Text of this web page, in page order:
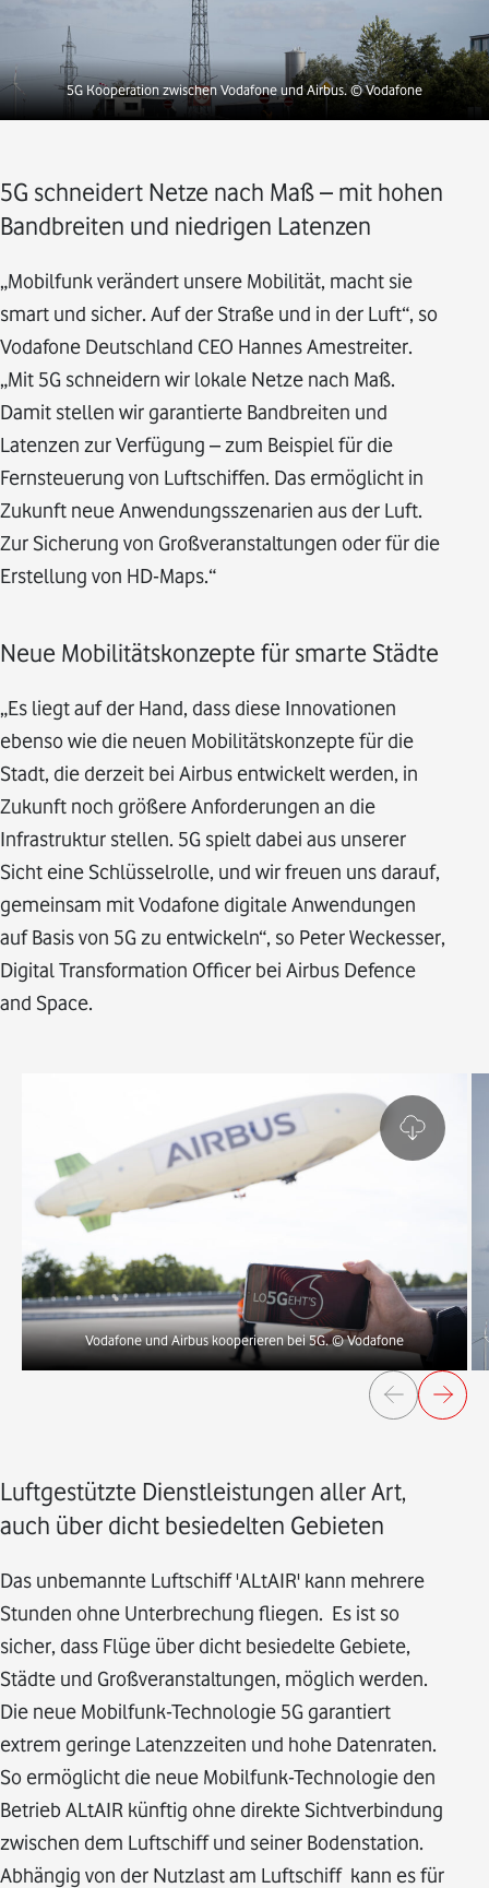
5G Kooperation zwischen Vodafone und Airbus.© Vodafone
5G schneidert Netze nach Maß – mit hohen
Bandbreiten und niedrigen Latenzen
„Mobilfunk verändert unsere Mobilität, macht sie
smart und sicher. Auf der Straße und in der Luft“, so
Vodafone Deutschland CEO Hannes Amestreiter.
„Mit 5G schneidern wir lokale Netze nach Maß.
Damit stellen wir garantierte Bandbreiten und
Latenzen zur Verfügung – zum Beispiel für die
Fernsteuerung von Luftschiffen. Das ermöglicht in
Zukunft neue Anwendungsszenarien aus der Luft.
Zur Sicherung von Großveranstaltungen oder für die
Erstellung von HD-Maps.“
Neue Mobilitätskonzepte für smarte Städte
„Es liegt auf der Hand, dass diese Innovationen
ebenso wie die neuen Mobilitätskonzepte für die
Stadt, die derzeit bei Airbus entwickelt werden, in
Zukunft noch größere Anforderungen an die
Infrastruktur stellen. 5G spielt dabei aus unserer
Sicht eine Schlüsselrolle, und wir freuen uns darauf,
gemeinsam mit Vodafone digitale Anwendungen
auf Basis von 5G zu entwickeln“, so Peter Weckesser,
Digital Transformation Officer bei Airbus Defence
and Space.
Vodafone und Airbus kooperieren bei 5G.© Vodafone
Luftgestützte Dienstleistungen aller Art,
auch über dicht besiedelten Gebieten
Das unbemannte Luftschiff 'ALtAIR' kann mehrere
Stunden ohne Unterbrechung fliegen. Es ist so
sicher, dass Flüge über dicht besiedelte Gebiete,
Städte und Großveranstaltungen, möglich werden.
Die neue Mobilfunk-Technologie 5G garantiert
extrem geringe Latenzzeiten und hohe Datenraten.
So ermöglicht die neue Mobilfunk-Technologie den
Betrieb ALtAIR künftig ohne direkte Sichtverbindung
zwischen dem Luftschiff und seiner Bodenstation.
Abhängig von der Nutzlast am Luftschiff kann es für